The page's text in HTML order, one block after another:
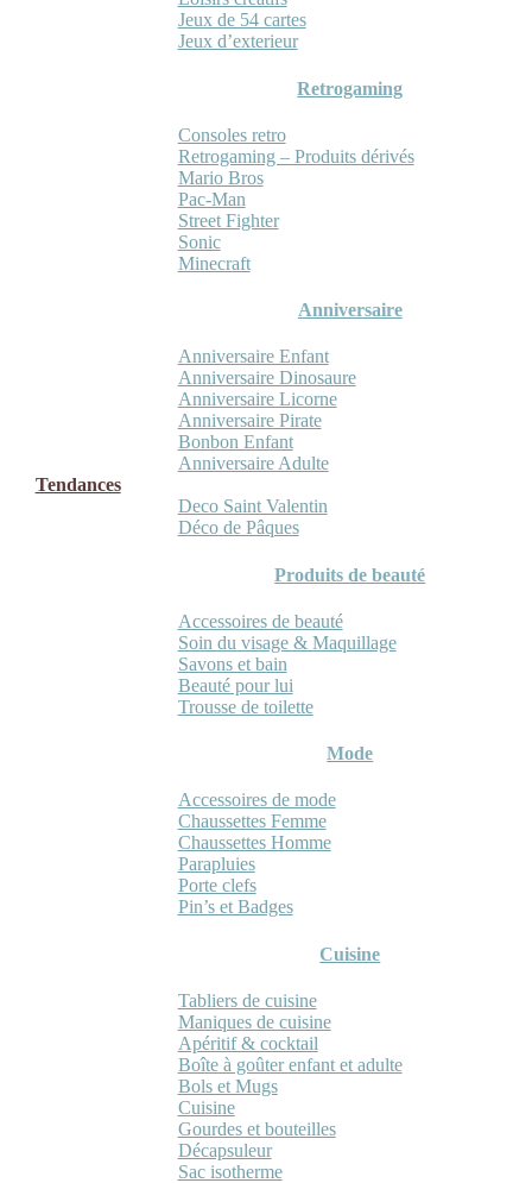
Jeux de 54 cartes
Jeux d’exterieur
Retrogaming
Consoles retro
Retrogaming – Produits dérivés
Mario Bros
Pac-Man
Street Fighter
Sonic
Minecraft
Anniversaire
Anniversaire Enfant
Anniversaire Dinosaure
Anniversaire Licorne
Anniversaire Pirate
Bonbon Enfant
Anniversaire Adulte
Tendances
Deco Saint Valentin
Déco de Pâques
Produits de beauté
Accessoires de beauté
Soin du visage & Maquillage
Savons et bain
Beauté pour lui
Trousse de toilette
Mode
Accessoires de mode
Chaussettes Femme
Chaussettes Homme
Parapluies
Porte clefs
Pin’s et Badges
Cuisine
Tabliers de cuisine
Maniques de cuisine
Apéritif & cocktail
Boîte à goûter enfant et adulte
Bols et Mugs
Cuisine
Gourdes et bouteilles
Décapsuleur
Sac isotherme